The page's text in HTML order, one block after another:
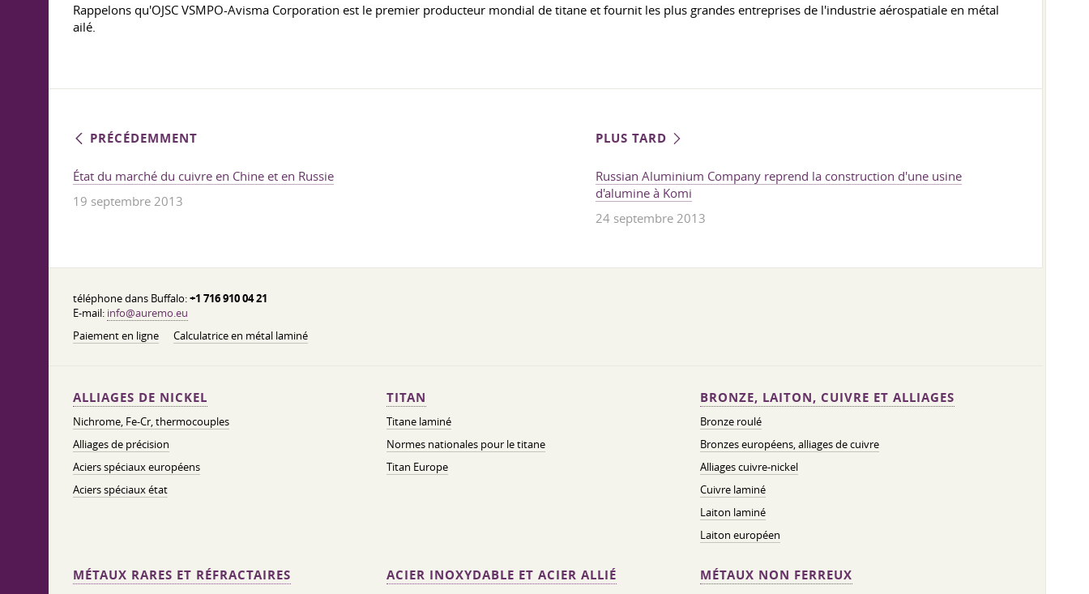
Rappelons qu'OJSC VSMPO-Avisma Corporation est le premier producteur mondial de titane et fournit les plus grandes entreprises de l'industrie aérospatiale en métal
ailé.
PRÉCÉDEMMENT
État du marché du cuivre en Chine et en Russie
19 septembre 2013
PLUS TARD
Russian Aluminium Company reprend la construction d'une usine
d'alumine à Komi
24 septembre 2013
téléphone dans Buffalo:+1 716 910 04 21
E-mail: info@auremo.eu
Paiement en ligne
Calculatrice en métal laminé
ALLIAGES DE NICKEL
Nichrome, Fe-Cr, thermocouples
Alliages de précision
Aciers spéciaux européens
Aciers spéciaux état
TITAN
Titane laminé
Normes nationales pour le titane
Titan Europe
BRONZE, LAITON, CUIVRE ET ALLIAGES
Bronze roulé
Bronzes européens, alliages de cuivre
Alliages cuivre-nickel
Cuivre laminé
Laiton laminé
Laiton européen
MÉTAUX RARES ET RÉFRACTAIRES ACIER INOXYDABLE ET ACIER ALLIÉ MÉTAUX NON FERREUX